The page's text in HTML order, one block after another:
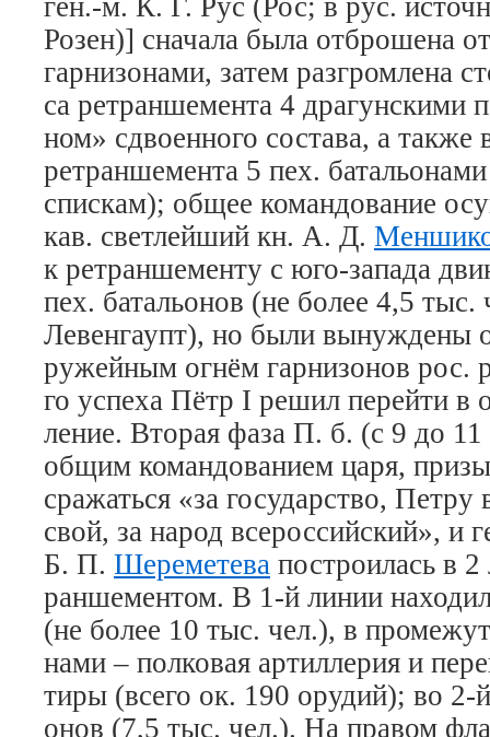
ген.-м. К. Г. Рус (Рос; в рус.
Ро­зен)] сна­ча­ла бы­ла от­бро­ше­на
гар­ни­зо­на­ми, за­тем
са рет­ран­ше­мен­та 4
ном» сдво­ен­но­го со­ста­ва, а
рет­ран­ше­мен­та 5 пех.
спи­скам); об­щее ко­ман­до­ва­ние
кав. свет­лей­ший кн. А. Д.
к рет­ран­ше­мен­ту с юго-за­па­да
пех. ба­таль­о­нов (не бо­лее 4,5
Ле­вен­га­упт), но бы­ли вы­ну­ж­де­ны
ру­жей­ным ог­нём гар­ни­зо­нов рос.
го ус­пе­ха Пётр I ре­шил пе­рей­ти в
ле­ние. Вто­рая фа­за П. б. (с 9 до 11
об­щим ко­ман­до­ва­ни­ем ца­ря,
сра­жать­ся «за го­су­дар­ст­во, Пет­ру
свой, за на­род все­рос­сий­ский», и
Б. П. Ше­ре­ме­те­ва по­строи­лась в
ран­ше­мен­том. В 1-й ли­нии
(не бо­лее 10 тыс. чел.), в
на­ми – пол­ко­вая ар­тил­ле­рия и
ти­ры (все­го ок. 190 ору­дий); во 2-
о­нов (7,5 тыс. чел.). На пра­вом